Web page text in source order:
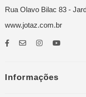
Rua Olavo Bilac 83 -
www.jotaz.com.br
Informações